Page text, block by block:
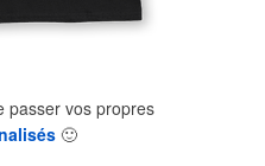
passer vos propres
🙂